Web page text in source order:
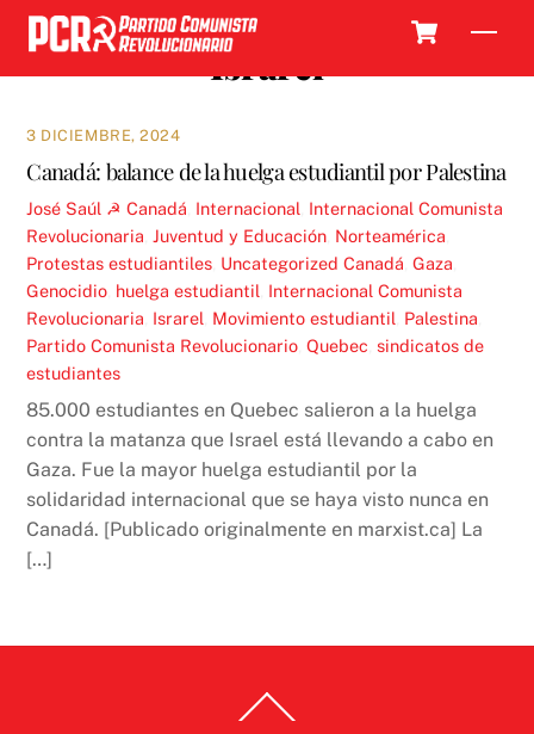
Skip
content
Israrel
3 DICIEMBRE, 2024
Canadá: balance de la huelga estudiantil por Palestina
José Saúl ☭ Canadá Internacional Internacional Comunista
Revolucionaria ,Juventud y Educación Norteamérica
Protestas estudiantiles Uncategorized Canadá ,Gaza
Genocidio huelga estudiantil Internacional Comunista
Revolucionaria Israrel Movimiento estudiantil Palestina
Partido Comunista Revolucionario ,Quebec ,sindicatos de
estudiantes
85.000 estudiantes en Quebec salieron a la huelga
contra la matanza que Israel está llevando a cabo en
Gaza. Fue la mayor huelga estudiantil por la
solidaridad internacional que se haya visto nunca en
Canadá. [Publicado originalmente en marxist.ca] La
[…]
To